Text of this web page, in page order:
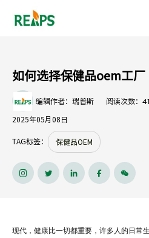
如
保
健
品
如何选择保健品oem工厂
编辑作者：瑞普斯 阅读次数：
2025年05月08日
TAG标签： 保健品OEM
现代，健康比一切都重要，许多人的日常